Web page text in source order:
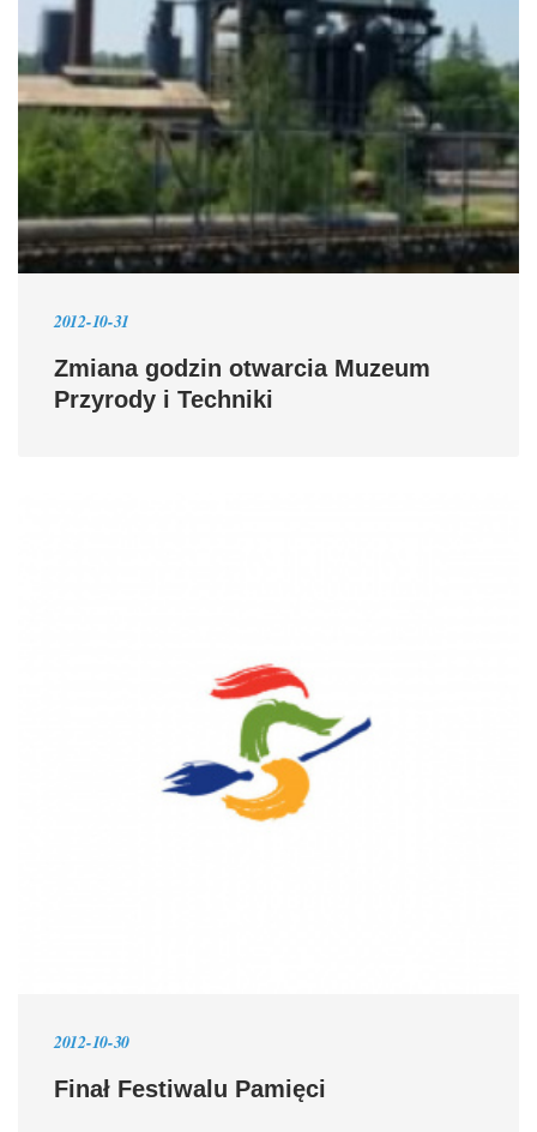
2012-10-31
Zmiana godzin otwarcia Muzeum
Przyrody i Techniki
2012-10-30
Finał Festiwalu Pamięci